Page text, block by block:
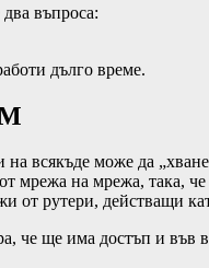
въпроса:
дълго време.
всякъде може да
на мрежа, така,
от рутери, действащи
че ще има достъп и във